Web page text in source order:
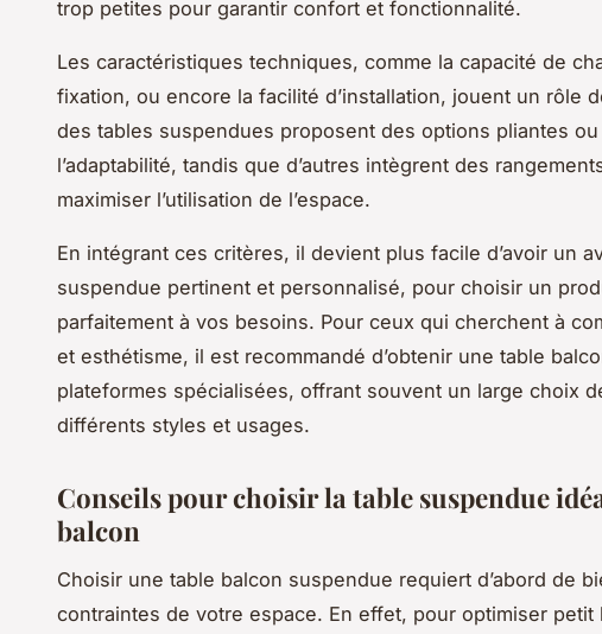
trop petites pour garantir confort et fonctionnalité.
Les caractéristiques techniques, comme la capacité de
fixation, ou encore la facilité d’installation, jouent un rôle
des tables suspendues proposent des options pliantes
l’adaptabilité, tandis que d’autres intègrent des
maximiser l’utilisation de l’espace.
En intégrant ces critères, il devient plus facile d’avoir un
suspendue pertinent et personnalisé, pour choisir un
parfaitement à vos besoins. Pour ceux qui cherchent à
et esthétisme, il est recommandé d’obtenir une table
plateformes spécialisées, offrant souvent un large choix
différents styles et usages.
Conseils pour choisir la table suspendue
balcon
Choisir une table balcon suspendue requiert d’abord de
contraintes de votre espace. En effet, pour optimiser petit